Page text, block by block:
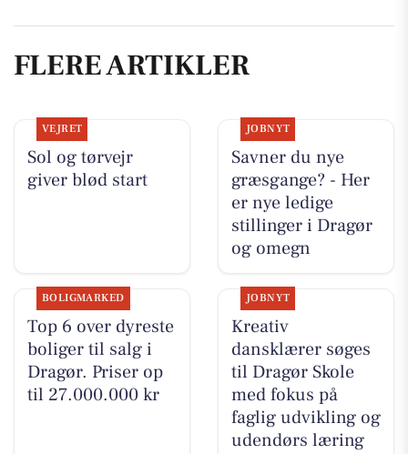
FLERE ARTIKLER
VEJRET
Sol og tørvejr
giver blød start
JOBNYT
Savner du nye
græsgange? - Her
er nye ledige
stillinger i Dragør
og omegn
BOLIGMARKED
Top 6 over dyreste
boliger til salg i
Dragør. Priser op
til 27.000.000 kr
JOBNYT
Kreativ
dansklærer søges
til Dragør Skole
med fokus på
faglig udvikling og
udendørs læring